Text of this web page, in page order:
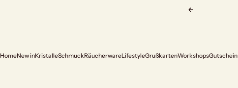
Zurück
HomeNew inKristalleSchmuckRäucherwareLifestyleGrußkartenWorkshopsGutschein